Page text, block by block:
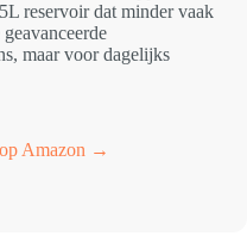
reservoir dat minder vaak
maar voor dagelijks
Amazon →